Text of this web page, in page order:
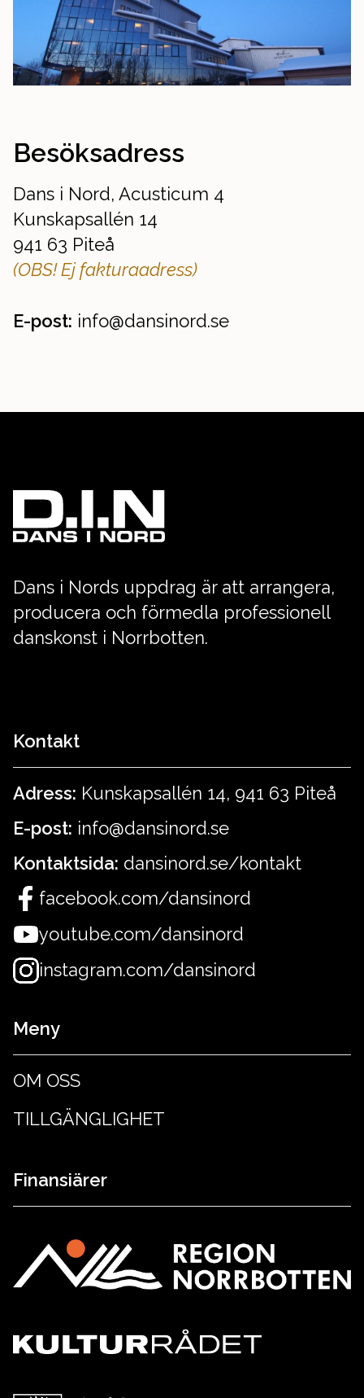
Besöksadress
Dans i Nord, Acusticum 4
Kunskapsallén 14
941 63 Piteå
(OBS! Ej fakturaadress)
E-post: info@dansinord.se
Dans i Nords uppdrag är att arrangera,
producera och förmedla professionell
danskonst i Norrbotten.
Kontakt
Adress: Kunskapsallén 14, 941 63 Piteå
E-post: info@dansinord.se
Kontaktsida: dansinord.se/kontakt
facebook.com/dansinord
youtube.com/dansinord
instagram.com/dansinord
Meny
OM OSS
TILLGÄNGLIGHET
Finansiärer